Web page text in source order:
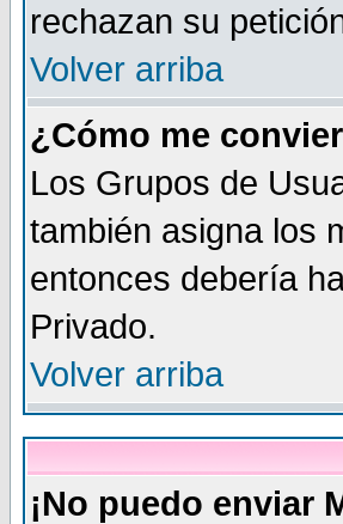
rechazan su
Volver arriba
¿Cómo me
Los Grupos de
también asigna los
entonces debería
Privado.
Volver arriba
¡No puedo enviar